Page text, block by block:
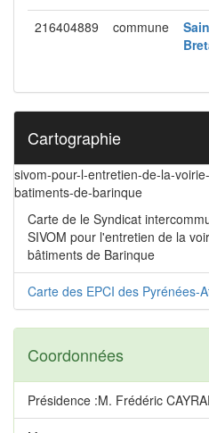
216404889
commune
Cartographie
sivom-pour-l-entretien-de-la-
batiments-de-barinque
Carte de le Syndicat
SIVOM pour l'entretien de la
bâtiments de Barinque
Carte des EPCI des Pyrénées-
Coordonnées
Présidence :M. Frédéric